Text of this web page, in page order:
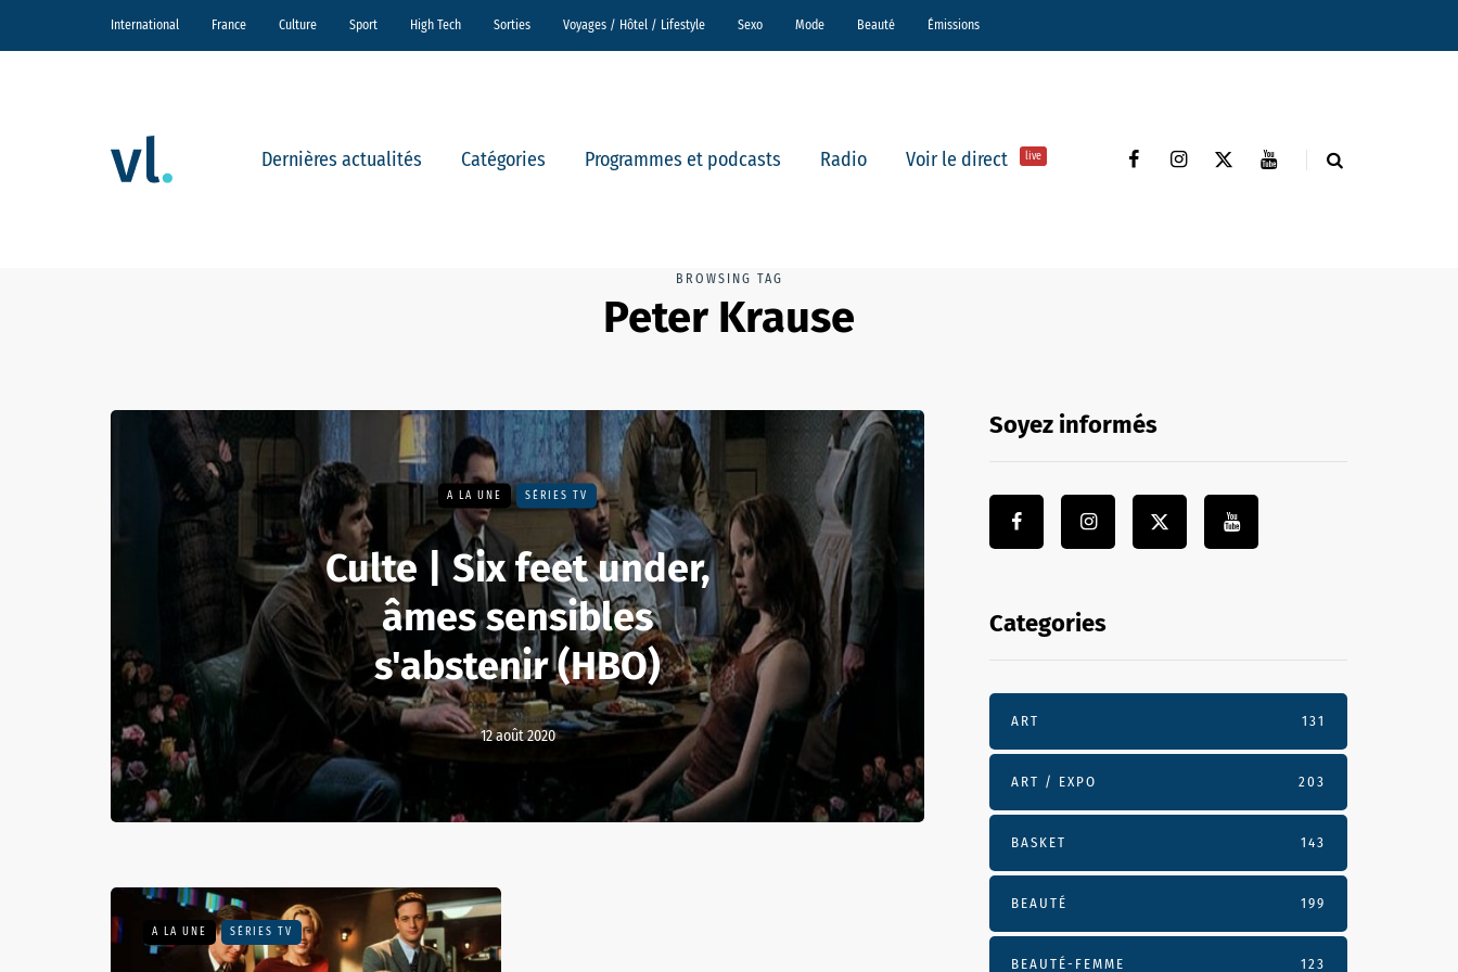
International France Culture Sport High Tech Sorties Voyages / Hôtel / Lifestyle Sexo Mode Beauté Émissions
Dernières actualités Catégories Programmes et podcasts Radio Voir le direct live
BROWSING TAG
Peter Krause
A LA UNE SÉRIES TV
Culte | Six feet under,
âmes sensibles
s'abstenir (HBO)
12 août 2020
A LA UNE SÉRIES TV
Soyez informés
Categories
ART 131
ART / EXPO 203
BASKET 143
BEAUTÉ 199
BEAUTÉ-FEMME 123